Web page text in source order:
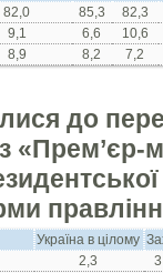
82,0 85,3
82,3
9,1 6,6
10,6
8,9 8,2 7,2
до
«Прем’єр-
Україна в цілому
2,3